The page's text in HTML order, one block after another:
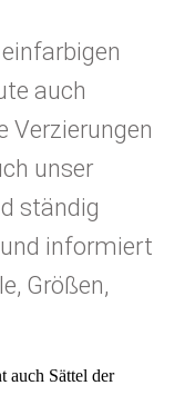
auch
Verzierungen
unser
ständig
informiert
Größen,
auch Sättel der